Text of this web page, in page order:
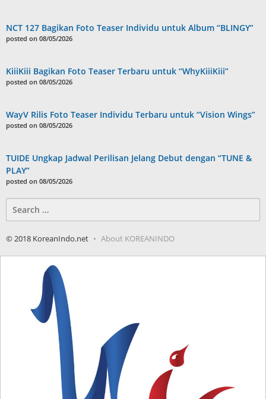
NCT 127 Bagikan Foto Teaser Individu untuk Album “BLINGY”
posted on 08/05/2026
KiiiKiii Bagikan Foto Teaser Terbaru untuk “WhyKiiiKiii”
posted on 08/05/2026
WayV Rilis Foto Teaser Individu Terbaru untuk “Vision Wings”
posted on 08/05/2026
TUIDE Ungkap Jadwal Perilisan Jelang Debut dengan “TUNE &
PLAY”
posted on 08/05/2026
for:
© 2018 KoreanIndo.net About KOREANINDO